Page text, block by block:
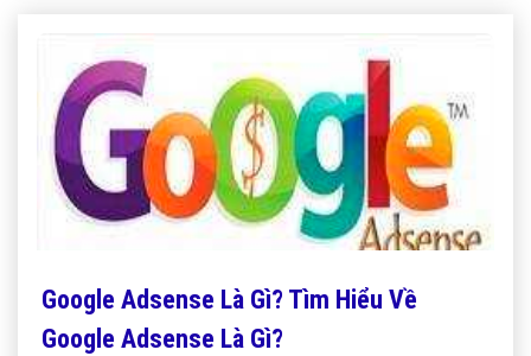
Google Adsense Là Gì? Tìm Hiểu Về
Google Adsense Là Gì?